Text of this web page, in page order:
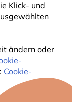
Klick- und
ändern oder
Cookie-